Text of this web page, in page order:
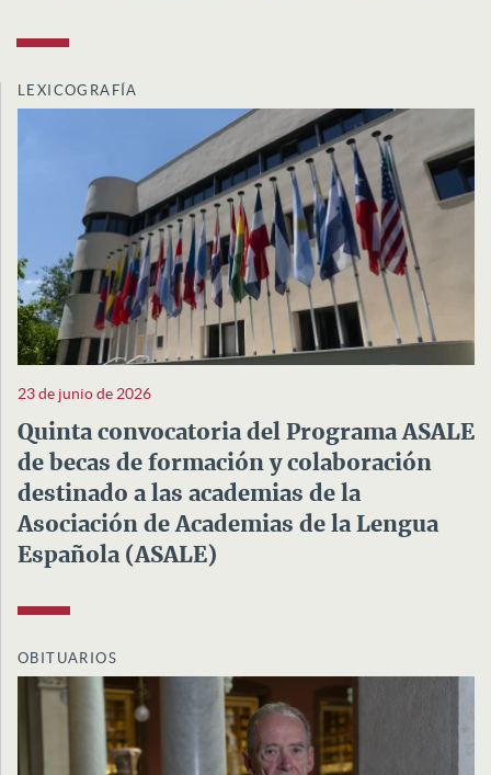
LEXICOGRAFÍA
23 de junio de 2026
Quinta convocatoria del Programa ASALE
de becas de formación y colaboración
destinado a las academias de la
Asociación de Academias de la Lengua
Española (ASALE)
OBITUARIOS